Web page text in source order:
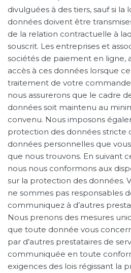
divulguées à des tiers, sauf si la
données doivent être
de la relation contractuelle à
souscrit. Les entreprises et
sociétés de paiement en ligne,
accès à ces données lorsque
traitement de votre
nous assurerons que le cadre
données soit maintenu au
convenu. Nous imposons
protection des données stricte
données personnelles que
que nous trouvons. En suivant
nous nous conformons aux
sur la protection des données.
ne sommes pas responsables
communiquez à d’autres
Nous prenons des mesures
que toute donnée vous
par d’autres prestataires de
communiquée en toute
exigences des lois régissant la